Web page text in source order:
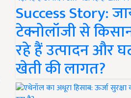
Success Story:
टेक्नोलॉजी से
रहे हैं उत्पादन और
खेती की लागत?